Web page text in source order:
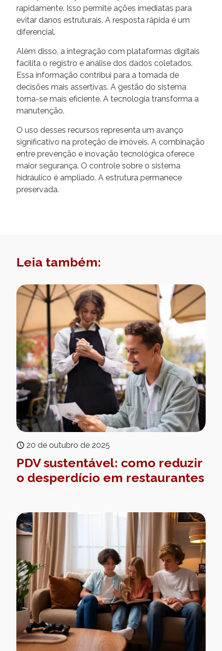
rapidamente. Isso permite ações imediatas para
evitar danos estruturais. A resposta rápida é um
diferencial.
Além disso, a integração com plataformas digitais
facilita o registro e análise dos dados coletados.
Essa informação contribui para a tomada de
decisões mais assertivas. A gestão do sistema
torna-se mais eficiente. A tecnologia transforma a
manutenção.
O uso desses recursos representa um avanço
significativo na proteção de imóveis. A combinação
entre prevenção e inovação tecnológica oferece
maior segurança. O controle sobre o sistema
hidráulico é ampliado. A estrutura permanece
preservada.
Leia também:
20 de outubro de 2025
PDV sustentável: como reduzir
o desperdício em restaurantes